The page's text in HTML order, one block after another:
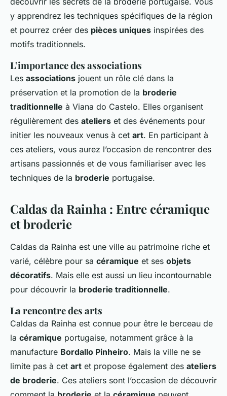
y apprendrez les techniques spécifiques de la région
et pourrez créer des pièces uniques inspirées des
motifs traditionnels.
L’importance des associations
Les associations jouent un rôle clé dans la
préservation et la promotion de la broderie
traditionnelle à Viana do Castelo. Elles organisent
régulièrement des ateliers et des événements pour
initier les nouveaux venus à cet art. En participant à
ces ateliers, vous aurez l’occasion de rencontrer des
artisans passionnés et de vous familiariser avec les
techniques de la broderie portugaise.
Caldas da Rainha : Entre céramique
et broderie
Caldas da Rainha est une ville au patrimoine riche et
varié, célèbre pour sa céramique et ses objets
décoratifs. Mais elle est aussi un lieu incontournable
pour découvrir la broderie traditionnelle.
La rencontre des arts
Caldas da Rainha est connue pour être le berceau de
la céramique portugaise, notamment grâce à la
manufacture Bordallo Pinheiro. Mais la ville ne se
limite pas à cet art et propose également des ateliers
de broderie. Ces ateliers sont l’occasion de découvrir